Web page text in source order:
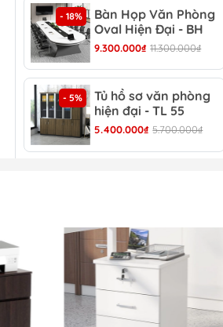
- 18%
Bàn Họp Văn Phòng
Oval Hiện Đại - BH
44
9.300.000₫ 11.300.000₫
- 5%
Tủ hồ sơ văn phòng
hiện đại - TL 55
5.400.000₫ 5.700.000₫